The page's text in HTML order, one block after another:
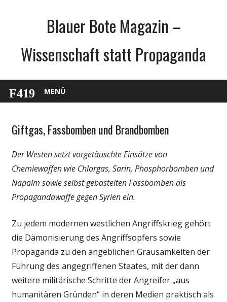
Blauer Bote Magazin –
Wissenschaft statt Propaganda
MENÜ
Gesellschaft
Politik
Wissenschaft
Giftgas, Fassbomben und Brandbomben
Der Westen setzt vorgetäuschte Einsätze von
Chemiewaffen wie Chlorgas, Sarin, Phosphorbomben und
Napalm sowie selbst gebastelten Fassbomben als
Propagandawaffe gegen Syrien ein.
Zu jedem modernen westlichen Angriffskrieg gehört
die Dämonisierung des Angriffsopfers sowie
Propaganda zu den angeblichen Grausamkeiten der
Führung des angegriffenen Staates, mit der dann
weitere militärische Schritte der Angreifer „aus
humanitären Gründen“ in deren Medien praktisch als